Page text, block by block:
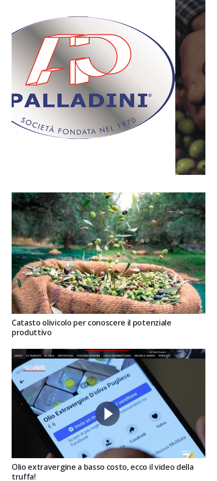
Catasto olivicolo per conoscere il potenziale
produttivo
Olio extravergine a basso costo, ecco il video della
truffa!